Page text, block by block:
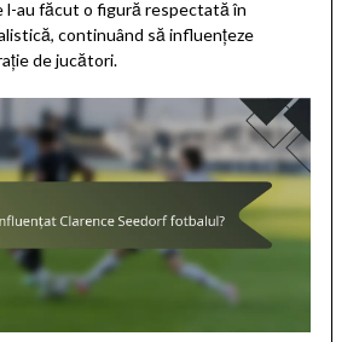
l-au făcut o figură respectată în
continuând să influențeze
de jucători.